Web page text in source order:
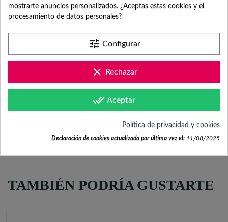
con Tapa (Plata o
TAMBIÉN PODRÍA GUSTARTE
mostrarte anuncios personalizados. ¿Aceptas estas cookies y el
procesamiento de datos personales?
tune Configurar
clear Rechazar
done_all Aceptar
Política de privacidad y cookies
Declaración de cookies actualizada por última vez el: 11/08/2025